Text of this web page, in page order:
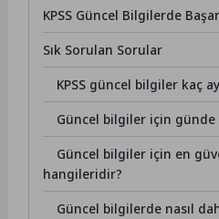
KPSS Güncel Bilgilerde
Sık Sorulan Sorular
KPSS güncel bilgiler kaç
Güncel bilgiler için günde
Güncel bilgiler için en
hangileridir?
Güncel bilgilerde nasıl